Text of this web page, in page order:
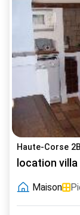
Haute-Corse 2B
location
Maison